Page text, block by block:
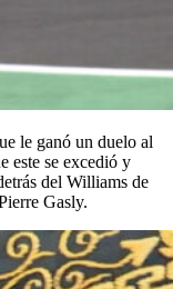
le ganó un duelo al
este se excedió y
del Williams de
Gasly.